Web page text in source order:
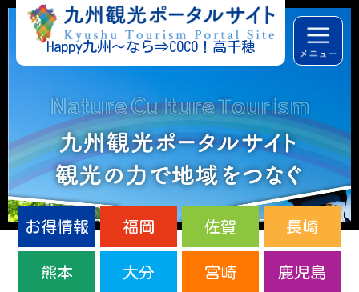
Happy九州～なら⇒COCO！高千穂
お得情報 福岡 佐賀 長崎
熊本 大分 宮崎 鹿児島